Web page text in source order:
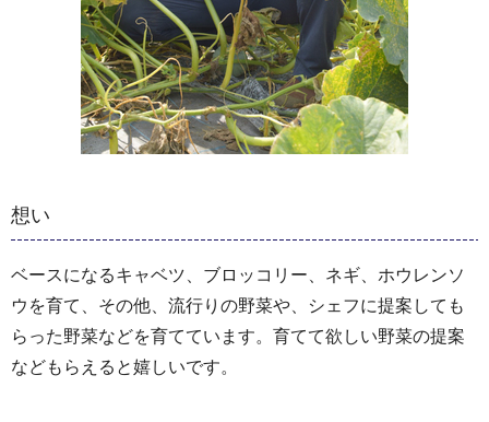
想い
ベースになるキャベツ、ブロッコリー、ネギ、ホウレンソ
ウを育て、その他、流行りの野菜や、シェフに提案しても
らった野菜などを育てています。育てて欲しい野菜の提案
などもらえると嬉しいです。